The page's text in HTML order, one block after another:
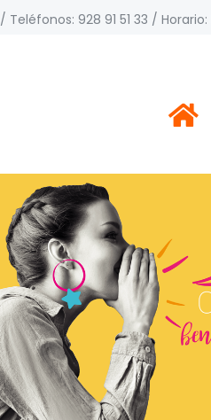
/ Teléfonos: 928 91 51 33 /